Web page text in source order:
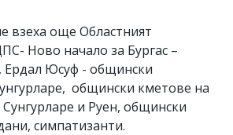
взеха още Областният
Ново начало за Бургас –
Юсуф - общински
общински кметове на
и Руен, общински
симпатизанти.